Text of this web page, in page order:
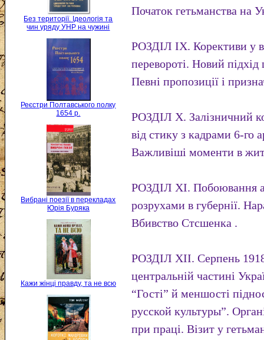
Без території. Ідеологія та
чин уряду УНР на чужині
Реєстри Полтавського полку
1654 р.
Вибрані поезії в перекладах
Юрія Буряка
Кажи жінці правду, та не всю
Початок гетьманства на
РОЗДІЛ IX. Корективи у
перевороті. Новий
Певні пропозиції і
РОЗДІЛ X. Залізничний
від стику з кадрами 6-го
Важливіші моменти в
РОЗДІЛ XI. Побоювання
розрухами в губернії.
Вбивство Стсшенка .
РОЗДІЛ XII. Серпень
центральній частині
“Гості” й меншості
русской культуры”.
при праці. Візит у